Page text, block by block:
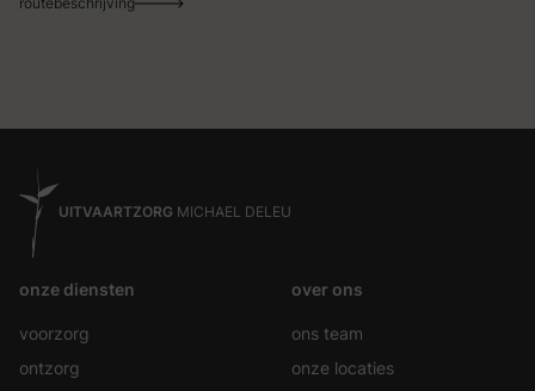
UITVAARTZORG MICHAEL DELEU
onze diensten
voorzorg
ontzorg
over ons
ons team
onze locaties